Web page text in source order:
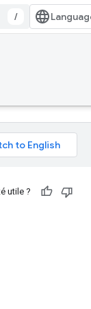
/
utile ?